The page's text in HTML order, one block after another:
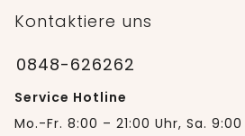
Kontaktiere uns
0848-626262
Service Hotline
Mo.-Fr. 8:00 – 21:00 Uhr, Sa.